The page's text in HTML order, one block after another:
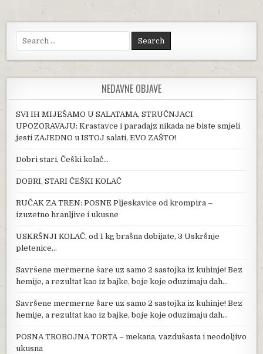
Search for:
NEDAVNE OBJAVE
SVI IH MIJEŠAMO U SALATAMA, STRUČNJACI
UPOZORAVAJU: Krastavce i paradajz nikada ne biste smjeli
jesti ZAJEDNO u ISTOJ salati, EVO ZAŠTO!
Dobri stari, Češki kolač…
DOBRI, STARI ČEŠKI KOLAČ
RUČAK ZA TREN: POSNE Pljeskavice od krompira –
izuzetno hranljive i ukusne
USKRŠNJI KOLAČ, od 1 kg brašna dobijate, 3 Uskršnje
pletenice…
Savršene mermerne šare uz samo 2 sastojka iz kuhinje! Bez
hemije, a rezultat kao iz bajke, boje koje oduzimaju dah…
Savršene mermerne šare uz samo 2 sastojka iz kuhinje! Bez
hemije, a rezultat kao iz bajke, boje koje oduzimaju dah…
POSNA TROBOJNA TORTA – mekana, vazdušasta i neodoljivo
ukusna